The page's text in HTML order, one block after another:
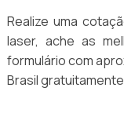
Realize uma
laser, ache as
formulário com
Brasil